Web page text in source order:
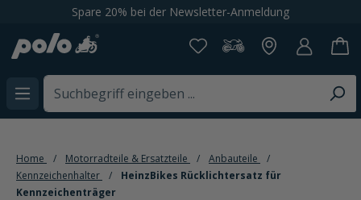
springenSpare 20% bei der Newsletter-Anmeldung
Home Motorradteile & Ersatzteile
Anbauteile
Kennzeichenhalter
HeinzBikes Rücklichtersatz für
Kennzeichenträger